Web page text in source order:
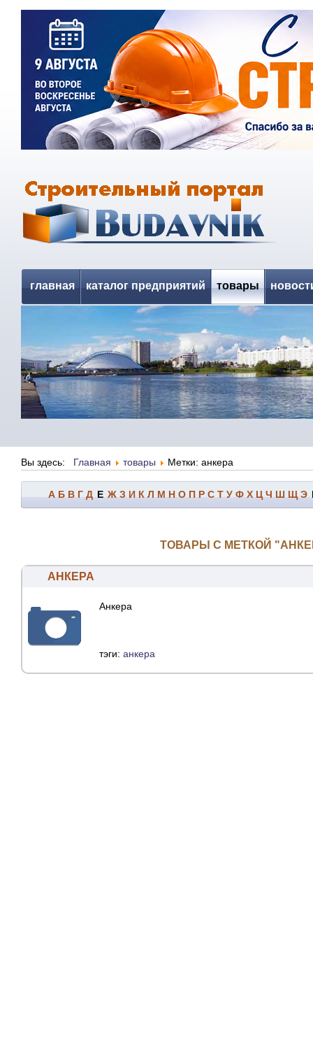
главная каталог предприятий товары
Вы здесь: Главная товары Метки: анкера
А Б В Г Д Е Ж З И К Л М Н О П Р С Т У Ф Х Ц Ч Ш Щ Э
ТОВАРЫ С МЕТКОЙ
АНКЕРА
Анкера
тэги: анкера